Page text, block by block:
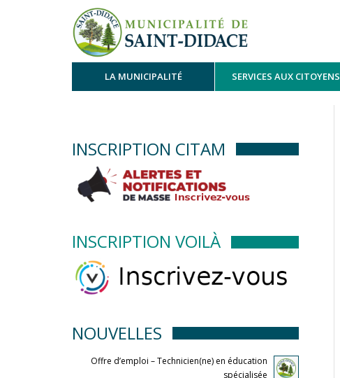
LA MUNICIPALITÉ SERVICES AUX CITOYENS
INSCRIPTION CITAM
INSCRIPTION VOILÀ
NOUVELLES
Offre d’emploi – Technicien(ne) en éducation
spécialisée